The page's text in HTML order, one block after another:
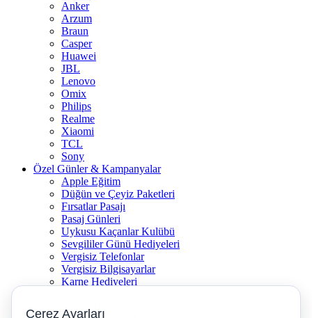
Anker
Arzum
Braun
Casper
Huawei
JBL
Lenovo
Omix
Philips
Realme
Xiaomi
TCL
Sony
Özel Günler & Kampanyalar
Apple Eğitim
Düğün ve Çeyiz Paketleri
Fırsatlar Pasajı
Pasaj Günleri
Uykusu Kaçanlar Kulübü
Sevgililer Günü Hediyeleri
Vergisiz Telefonlar
Vergisiz Bilgisayarlar
Karne Hediyeleri
Resmi Tatil Günleri